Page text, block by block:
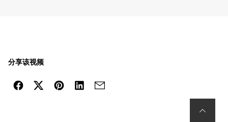
分享该视频